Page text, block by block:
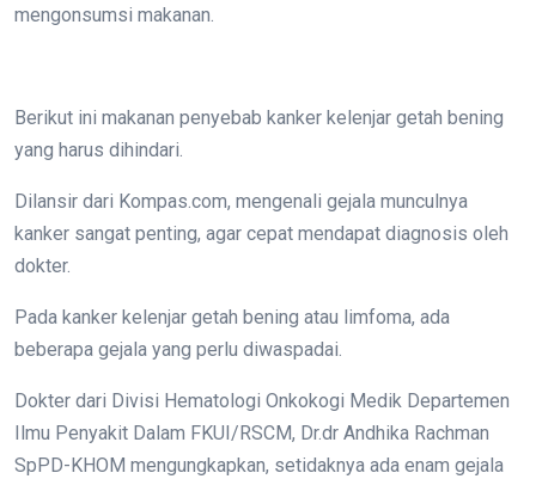
mengonsumsi makanan.
Berikut ini makanan penyebab kanker kelenjar getah bening
yang harus dihindari.
Dilansir dari Kompas.com, mengenali gejala munculnya
kanker sangat penting, agar cepat mendapat diagnosis oleh
dokter.
Pada kanker kelenjar getah bening atau limfoma, ada
beberapa gejala yang perlu diwaspadai.
Dokter dari Divisi Hematologi Onkokogi Medik Departemen
Ilmu Penyakit Dalam FKUI/RSCM, Dr.dr Andhika Rachman
SpPD-KHOM mengungkapkan, setidaknya ada enam gejala